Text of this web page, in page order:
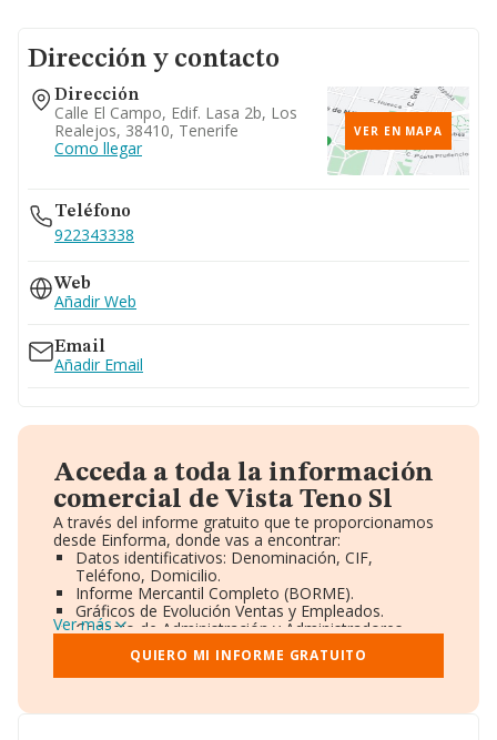
Dirección y contacto
Dirección
Calle El Campo, Edif. Lasa 2b, Los
Realejos, 38410, Tenerife
Como llegar
VER EN MAPA
Teléfono
922343338
Web
Añadir Web
Email
Añadir Email
Acceda a toda la información
comercial de Vista Teno Sl
A través del informe gratuito que te proporcionamos
desde Einforma, donde vas a encontrar:
Datos identificativos: Denominación, CIF,
Teléfono, Domicilio.
Informe Mercantil Completo (BORME).
Gráficos de Evolución Ventas y Empleados.
Consejo de Administración y Administradores.
Directivos y Ejecutivos.
Accionistas.
Participaciones y Vinculaciones en otras empresas.
Información oficial y registral complementaria.
Ver más
QUIERO MI INFORME GRATUITO